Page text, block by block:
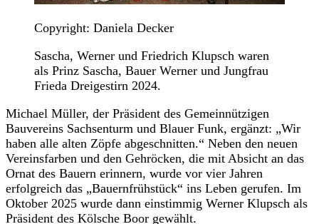
Copyright: Daniela Decker
Sascha, Werner und Friedrich Klupsch waren
als Prinz Sascha, Bauer Werner und Jungfrau
Frieda Dreigestirn 2024.
Michael Müller, der Präsident des Gemeinnützigen
Bauvereins Sachsenturm und Blauer Funk, ergänzt: „Wir
haben alle alten Zöpfe abgeschnitten.“ Neben den neuen
Vereinsfarben und den Gehröcken, die mit Absicht an das
Ornat des Bauern erinnern, wurde vor vier Jahren
erfolgreich das „Bauernfrühstück“ ins Leben gerufen. Im
Oktober 2025 wurde dann einstimmig Werner Klupsch als
Präsident des Kölsche Boor gewählt.